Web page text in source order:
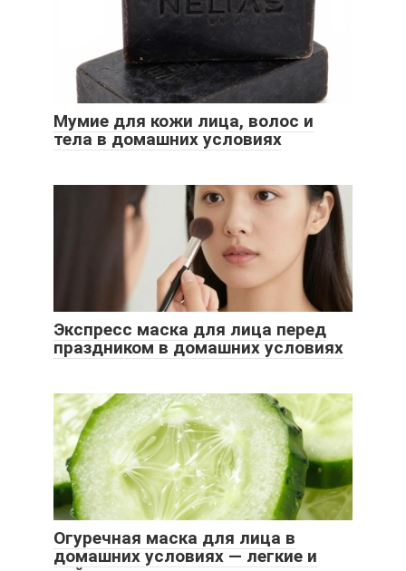
Мумие для кожи лица, волос и
тела в домашних условиях
Экспресс маска для лица перед
праздником в домашних условиях
Огуречная маска для лица в
домашних условиях — легкие и